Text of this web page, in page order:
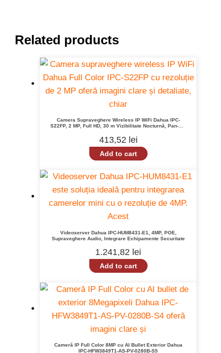
Related products
Camera Supraveghere Wireless IP WiFi Dahua IPC-
S22FP, 2 MP, Full HD, 30 m Vizibilitate Nocturnă, Pan-Tilt
413,52 lei
Add to cart
Videoserver Dahua IPC-HUM8431-E1, 4MP, POE,
Supraveghere Audio, Integrare Echipamente Securitate
1.241,82 lei
Add to cart
Cameră IP Full Color 8MP cu AI Bullet Exterior Dahua
IPC-HFW3849T1-AS-PV-0280B-S5